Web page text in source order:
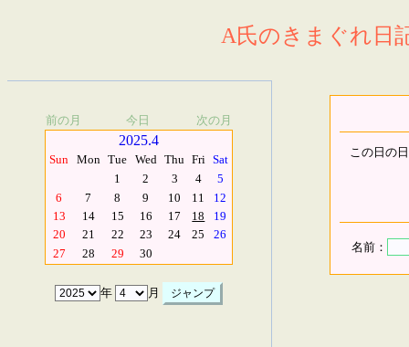
A氏のきまぐれ日
前の月 今日 次の月
2025.4
Sun Mon Tue Wed Thu Fri Sat
1
2 3 4
5
6
7 8 9 10 11
12
13
14 15 16 17 18
19
20
21 22 23 24 25
26
27
28 29 30
年 月
この日の
名前：